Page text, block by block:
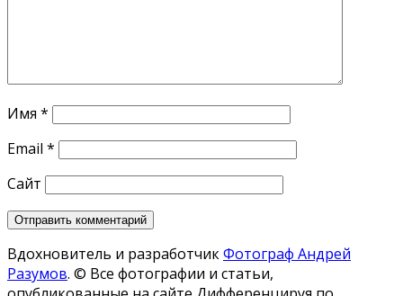
Имя *
Email *
Сайт
Вдохновитель и разработчикФотограф Андрей
Разумов. © Все фотографии и статьи,